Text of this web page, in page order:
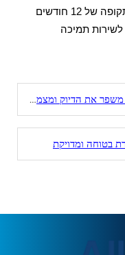
אחריות רגילה מכסה רכיבים לתקופה של 12 חודשים
תמיכה
בטוחה ומדויקת